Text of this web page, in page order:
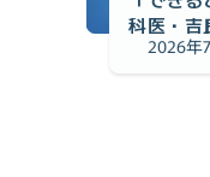
科医・吉
2026年